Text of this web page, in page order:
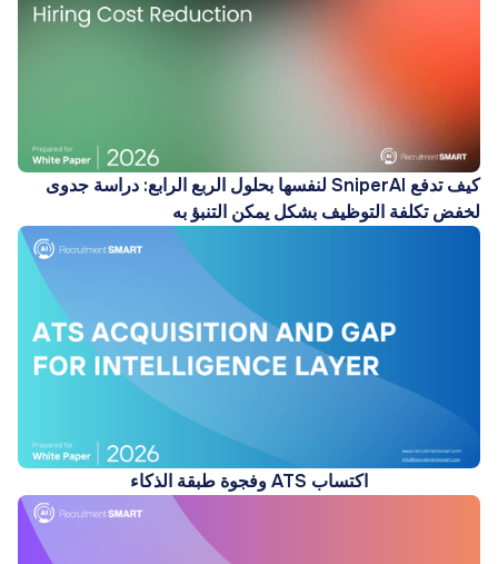
كيف تدفع SniperAI لنفسها بحلول الربع الرابع: دراسة جدوى
لخفض تكلفة التوظيف بشكل يمكن التنبؤ به
اكتساب ATS وفجوة طبقة الذكاء